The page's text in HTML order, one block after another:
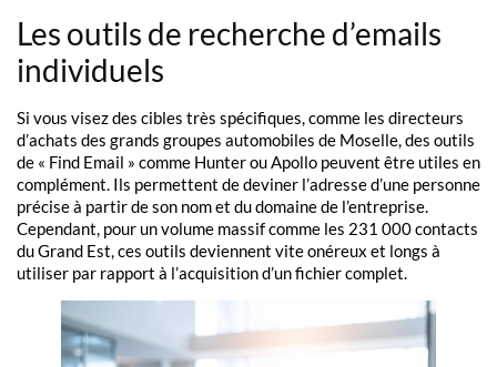
Les outils de recherche d’emails
individuels
Si vous visez des cibles très spécifiques, comme les directeurs
d’achats des grands groupes automobiles de Moselle, des outils
de « Find Email » comme Hunter ou Apollo peuvent être utiles en
complément. Ils permettent de deviner l’adresse d’une personne
précise à partir de son nom et du domaine de l’entreprise.
Cependant, pour un volume massif comme les 231 000 contacts
du Grand Est, ces outils deviennent vite onéreux et longs à
utiliser par rapport à l’acquisition d’un fichier complet.